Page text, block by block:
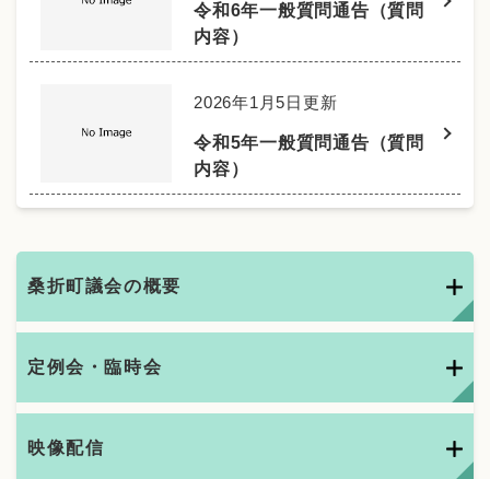
令和6年一般質問通告（質問
内容）
2026年1月5日更新
令和5年一般質問通告（質問
内容）
桑折町議会の概要
定例会・臨時会
映像配信